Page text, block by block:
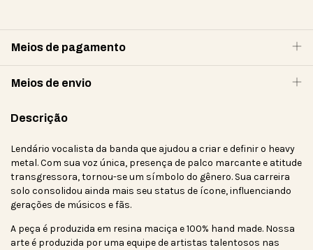
Meios de pagamento
Meios de envio
Descrição
Lendário vocalista da banda que ajudou a criar e definir o heavy
metal. Com sua voz única, presença de palco marcante e atitude
transgressora, tornou-se um símbolo do gênero. Sua carreira
solo consolidou ainda mais seu status de ícone, influenciando
gerações de músicos e fãs.
A peça é produzida em resina maciça e 100% hand made. Nossa
arte é produzida por uma equipe de artistas talentosos nas